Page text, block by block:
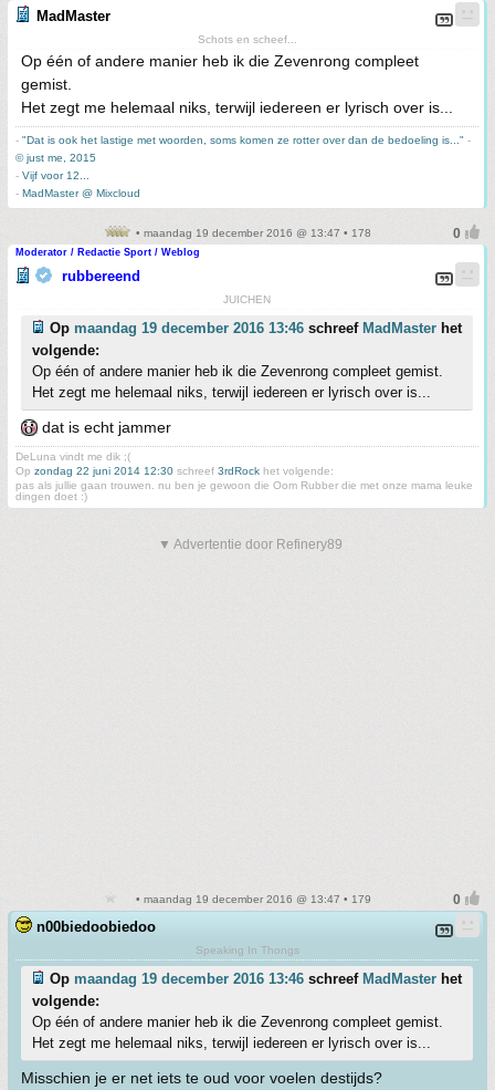
MadMaster
Schots en scheef...
Op één of andere manier heb ik die Zevenrong compleet
gemist.
Het zegt me helemaal niks, terwijl iedereen er lyrisch over is...
- "Dat is ook het lastige met woorden, soms komen ze rotter over dan de bedoeling is..." -
© just me, 2015
- Vijf voor 12...
- MadMaster @ Mixcloud
• maandag 19 december 2016 @ 13:47 • 178
Moderator / Redactie Sport / Weblog
rubbereend
JUICHEN
Op maandag 19 december 2016 13:46 schreef MadMaster het
volgende:
Op één of andere manier heb ik die Zevenrong compleet gemist.
Het zegt me helemaal niks, terwijl iedereen er lyrisch over is...
dat is echt jammer
DeLuna vindt me dik ;(
Op zondag 22 juni 2014 12:30 schreef 3rdRock het volgende:
pas als jullie gaan trouwen. nu ben je gewoon die Oom Rubber die met onze mama leuke
dingen doet :)
▼ Advertentie door Refinery89
• maandag 19 december 2016 @ 13:47 • 179
n00biedoobiedoo
Speaking In Thongs
Op maandag 19 december 2016 13:46 schreef MadMaster het
volgende:
Op één of andere manier heb ik die Zevenrong compleet gemist.
Het zegt me helemaal niks, terwijl iedereen er lyrisch over is...
Misschien je er net iets te oud voor voelen destijds?